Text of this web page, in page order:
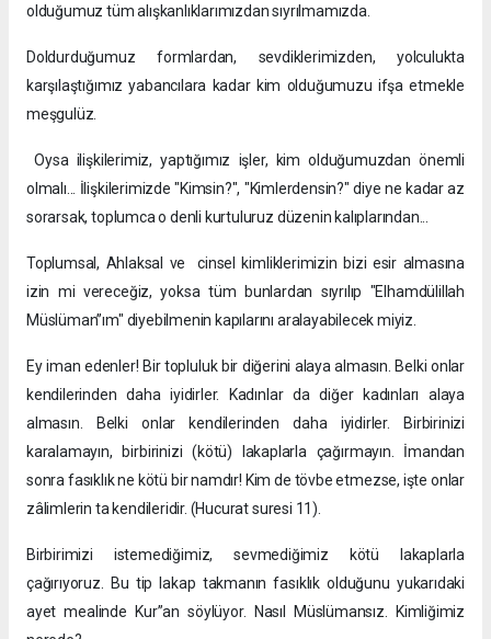
olduğumuz tüm alışkanlıklarımızdan sıyrılmamızda.
Doldurduğumuz formlardan, sevdiklerimizden, yolculukta
karşılaştığımız yabancılara kadar kim olduğumuzu ifşa etmekle
meşgulüz.
Oysa ilişkilerimiz, yaptığımız işler, kim olduğumuzdan önemli
olmalı... İlişkilerimizde "Kimsin?", "Kimlerdensin?" diye ne kadar az
sorarsak, toplumca o denli kurtuluruz düzenin kalıplarından...
Toplumsal, Ahlaksal ve cinsel kimliklerimizin bizi esir almasına
izin mi vereceğiz, yoksa tüm bunlardan sıyrılıp "Elhamdülillah
Müslüman”ım" diyebilmenin kapılarını aralayabilecek miyiz.
Ey iman edenler! Bir topluluk bir diğerini alaya almasın. Belki onlar
kendilerinden daha iyidirler. Kadınlar da diğer kadınları alaya
almasın. Belki onlar kendilerinden daha iyidirler. Birbirinizi
karalamayın, birbirinizi (kötü) lakaplarla çağırmayın. İmandan
sonra fasıklık ne kötü bir namdır! Kim de tövbe etmezse, işte onlar
zâlimlerin ta kendileridir. (Hucurat suresi 11).
Birbirimizi istemediğimiz, sevmediğimiz kötü lakaplarla
çağırıyoruz. Bu tip lakap takmanın fasıklık olduğunu yukarıdaki
ayet mealinde Kur”an söylüyor. Nasıl Müslümansız. Kimliğimiz